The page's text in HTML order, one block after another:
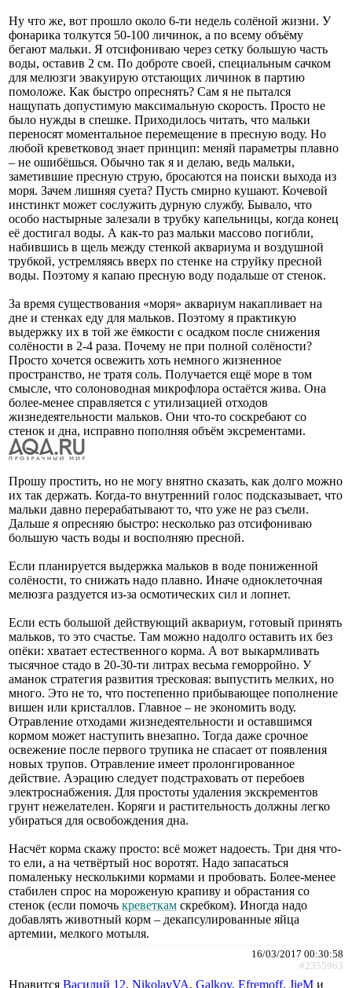
Ну что же, вот прошло около 6-ти недель солёной жизни. У
фонарика толкутся 50-100 личинок, а по всему объёму
бегают мальки. Я отсифониваю через сетку большую часть
воды, оставив 2 см. По доброте своей, специальным сачком
для мелюзги эвакуирую отстающих личинок в партию
помоложе. Как быстро опреснять? Сам я не пытался
нащупать допустимую максимальную скорость. Просто не
было нужды в спешке. Приходилось читать, что мальки
переносят моментальное перемещение в пресную воду. Но
любой креветковод знает принцип: меняй параметры плавно
– не ошибёшься. Обычно так я и делаю, ведь мальки,
заметившие пресную струю, бросаются на поиски выхода из
моря. Зачем лишняя суета? Пусть смирно кушают. Кочевой
инстинкт может сослужить дурную службу. Бывало, что
особо настырные залезали в трубку капельницы, когда конец
её достигал воды. А как-то раз мальки массово погибли,
набившись в щель между стенкой аквариума и воздушной
трубкой, устремляясь вверх по стенке на струйку пресной
воды. Поэтому я капаю пресную воду подальше от стенок.
За время существования «моря» аквариум накапливает на
дне и стенках еду для мальков. Поэтому я практикую
выдержку их в той же ёмкости с осадком после снижения
солёности в 2-4 раза. Почему не при полной солёности?
Просто хочется освежить хоть немного жизненное
пространство, не тратя соль. Получается ещё море в том
смысле, что солоноводная микрофлора остаётся жива. Она
более-менее справляется с утилизацией отходов
жизнедеятельности мальков. Они что-то соскребают со
стенок и дна, исправно пополняя объём эксрементами.
Прошу простить, но не могу внятно сказать, как долго можно
их так держать. Когда-то внутренний голос подсказывает, что
мальки давно перерабатывают то, что уже не раз съели.
Дальше я опресняю быстро: несколько раз отсифониваю
большую часть воды и восполняю пресной.
Если планируется выдержка мальков в воде пониженной
солёности, то снижать надо плавно. Иначе одноклеточная
мелюзга раздуется из-за осмотических сил и лопнет.
Если есть большой действующий аквариум, готовый принять
мальков, то это счастье. Там можно надолго оставить их без
опёки: хватает естественного корма. А вот выкармливать
тысячное стадо в 20-30-ти литрах весьма геморройно. У
аманок стратегия развития тресковая: выпустить мелких, но
много. Это не то, что постепенно прибывающее пополнение
вишен или кристаллов. Главное – не экономить воду.
Отравление отходами жизнедеятельности и оставшимся
кормом может наступить внезапно. Тогда даже срочное
освежение после первого трупика не спасает от появления
новых трупов. Отравление имеет пролонгированное
действие. Аэрацию следует подстраховать от перебоев
электроснабжения. Для простоты удаления экскрементов
грунт нежелателен. Коряги и растительность должны легко
убираться для освобождения дна.
Насчёт корма скажу просто: всё может надоесть. Три дня что-
то ели, а на четвёртый нос воротят. Надо запасаться
помаленьку несколькими кормами и пробовать. Более-менее
стабилен спрос на мороженую крапиву и обрастания со
стенок (если помочь креветкам скребком). Иногда надо
добавлять животный корм – декапсулированные яйца
артемии, мелкого мотыля.
16/03/2017 00:30:58
#2355963
Нравится Василий 12, NikolayVA, Galkov, Efremoff, JieM и